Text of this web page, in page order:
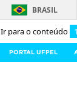
Ir para o conteúdo 1
BRASIL
PORTAL UFPEL